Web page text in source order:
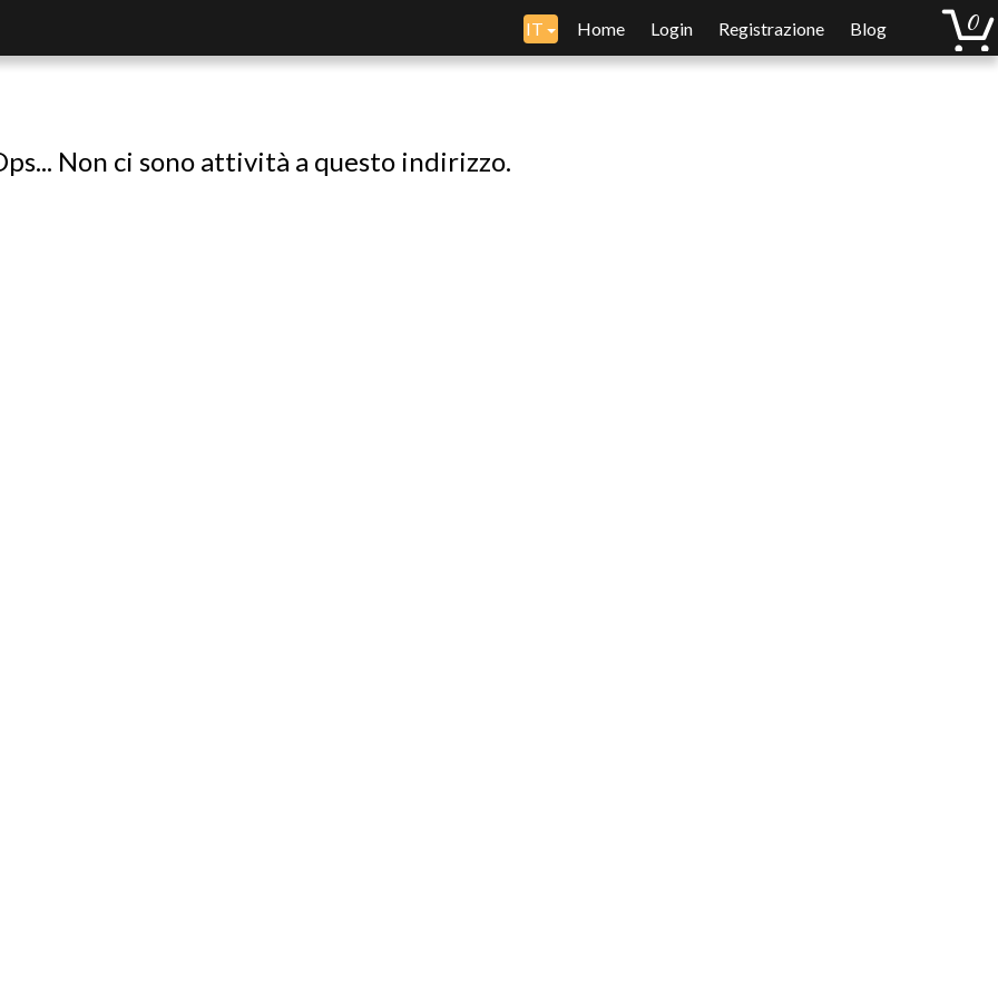
IT Home Login Registrazione Blog
Non ci sono attività a questo indirizzo.